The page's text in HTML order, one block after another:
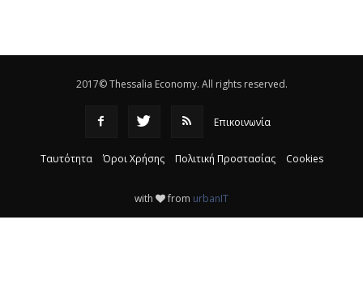
2017© Thessalia Economy. All rights reserved.
Επικοινωνία
Ταυτότητα Όροι Χρήσης Πολιτική Προστασίας Cookies
with from urbanIT